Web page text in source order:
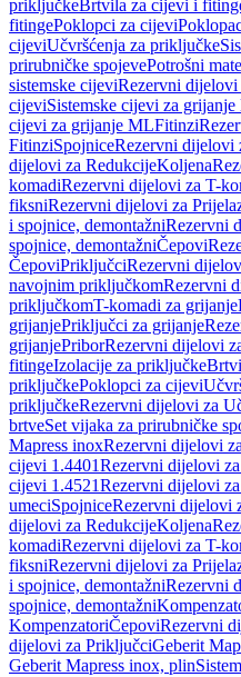
priključkeBrtvila za cijevi i
fitingePoklopci za cijevi
cijeviUčvršćenja za priključke
prirubničke spojevePotrošni
sistemske cijeviRezervni dijelovi
cijeviSistemske cijevi za
cijevi za grijanje MLFitinzi
FitinziSpojniceRezervni dijelovi
dijelovi za RedukcijeKoljena
komadiRezervni dijelovi za T-
fiksniRezervni dijelovi za
i spojnice, demontažniRezervni
spojnice, demontažniČepovi
ČepoviPriključciRezervni
navojnim priključkomRezervni
priključkomT-komadi za grijanje
grijanjePriključci za grijanje
grijanjePriborRezervni dijelovi
fitingeIzolacije za priključke
priključkePoklopci za cijevi
priključkeRezervni dijelovi za
brtveSet vijaka za prirubničke
Mapress inoxRezervni dijelovi
cijevi 1.4401Rezervni dijelovi
cijevi 1.4521Rezervni dijelovi
umeciSpojniceRezervni dijelovi
dijelovi za RedukcijeKoljena
komadiRezervni dijelovi za T-
fiksniRezervni dijelovi za
i spojnice, demontažniRezervni
spojnice, demontažni
KompenzatoriČepoviRezervni
dijelovi za PriključciGeberit
Geberit Mapress inox, plin